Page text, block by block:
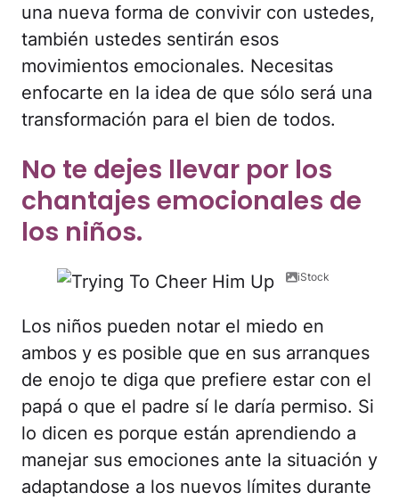
una nueva forma de convivir con ustedes,
también ustedes sentirán esos
movimientos emocionales. Necesitas
enfocarte en la idea de que sólo será una
transformación para el bien de todos.
No te dejes llevar por los
chantajes emocionales de
los niños.
iStock
Los niños pueden notar el miedo en
ambos y es posible que en sus arranques
de enojo te diga que prefiere estar con el
papá o que el padre sí le daría permiso. Si
lo dicen es porque están aprendiendo a
manejar sus emociones ante la situación y
adaptandose a los nuevos límites durante